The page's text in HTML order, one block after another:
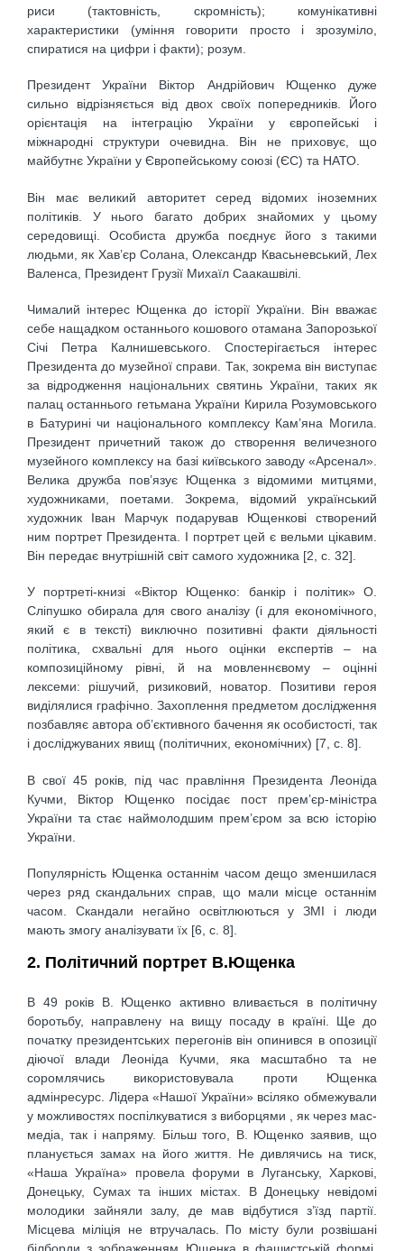
риси (тактовність, скромність); комунікативні
характеристики (уміння говорити просто і зрозуміло,
спиратися на цифри і факти); розум.
Президент України Віктор Андрійович Ющенко дуже
сильно відрізняється від двох своїх попередників. Його
орієнтація на інтеграцію України у європейські і
міжнародні структури очевидна. Він не приховує, що
майбутнє України у Європейському союзі (ЄС) та НАТО.
Він має великий авторитет серед відомих іноземних
політиків. У нього багато добрих знайомих у цьому
середовищі. Особиста дружба поєднує його з такими
людьми, як Хав’єр Солана, Олександр Квасьневський, Лех
Валенса, Президент Грузії Михаїл Саакашвілі.
Чималий інтерес Ющенка до історії України. Він вважає
себе нащадком останнього кошового отамана Запорозької
Січі Петра Калнишевського. Спостерігається інтерес
Президента до музейної справи. Так, зокрема він виступає
за відродження національних святинь України, таких як
палац останнього гетьмана України Кирила Розумовського
в Батурині чи національного комплексу Кам’яна Могила.
Президент причетний також до створення величезного
музейного комплексу на базі київського заводу «Арсенал».
Велика дружба пов’язує Ющенка з відомими митцями,
художниками, поетами. Зокрема, відомий український
художник Іван Марчук подарував Ющенкові створений
ним портрет Президента. І портрет цей є вельми цікавим.
Він передає внутрішній світ самого художника [2, c. 32].
У портреті-книзі «Віктор Ющенко: банкір і політик» О.
Сліпушко обирала для свого аналізу (і для економічного,
який є в тексті) виключно позитивні факти діяльності
політика, схвальні для нього оцінки експертів – на
композиційному рівні, й на мовленнєвому – оцінні
лексеми: рішучий, ризиковий, новатор. Позитиви героя
виділялися графічно. Захоплення предметом дослідження
позбавляє автора об’єктивного бачення як особистості, так
і досліджуваних явищ (політичних, економічних) [7, c. 8].
В свої 45 років, під час правління Президента Леоніда
Кучми, Віктор Ющенко посідає пост прем’єр-міністра
України та стає наймолодшим прем’єром за всю історію
України.
Популярність Ющенка останнім часом дещо зменшилася
через ряд скандальних справ, що мали місце останнім
часом. Скандали негайно освітлюються у ЗМІ і люди
мають змогу аналізувати їх [6, c. 8].
2. Політичний портрет В.Ющенка
В 49 років В. Ющенко активно вливається в політичну
боротьбу, направлену на вищу посаду в країні. Ще до
початку президентських перегонів він опинився в опозиції
діючої влади Леоніда Кучми, яка масштабно та не
соромлячись використовувала проти Ющенка
адмінресурс. Лідера «Нашої України» всіляко обмежували
у можливостях поспілкуватися з виборцями , як через мас-
медіа, так і напряму. Більш того, В. Ющенко заявив, що
планується замах на його життя. Не дивлячись на тиск,
«Наша Україна» провела форуми в Луганську, Харкові,
Донецьку, Сумах та інших містах. В Донецьку невідомі
молодики зайняли залу, де мав відбутися з’їзд партії.
Місцева міліція не втручалась. По місту були розвішані
білборди з зображенням Ющенка в фашистській формі.